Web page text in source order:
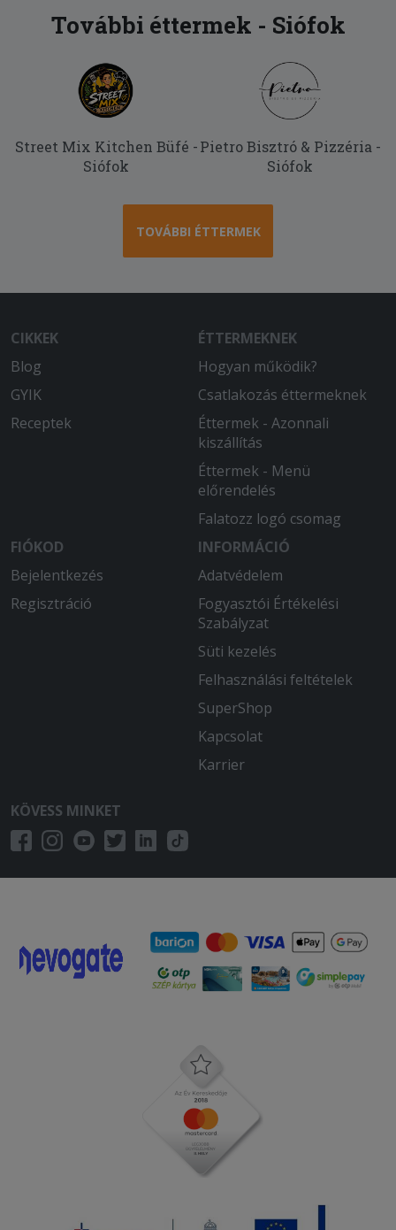
További éttermek - Siófok
Street Mix Kitchen Büfé -
Siófok
Pietro Bisztró & Pizzéria -
Siófok
TOVÁBBI ÉTTERMEK
CIKKEK
Blog
GYIK
Receptek
ÉTTERMEKNEK
Hogyan működik?
Csatlakozás éttermeknek
Éttermek - Azonnali
kiszállítás
Éttermek - Menü
előrendelés
Falatozz logó csomag
FIÓKOD
Bejelentkezés
Regisztráció
INFORMÁCIÓ
Adatvédelem
Fogyasztói Értékelési
Szabályzat
Süti kezelés
Felhasználási feltételek
SuperShop
Kapcsolat
Karrier
KÖVESS MINKET